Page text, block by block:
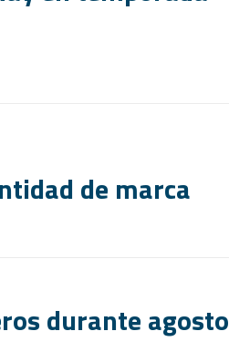
de marca
durante agosto